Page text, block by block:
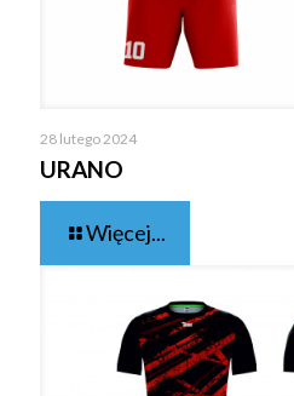
28 lutego 2024
URANO
Więcej...